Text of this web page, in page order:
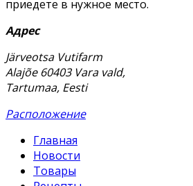
приедете в нужное место.
Адрес
Järveotsa Vutifarm
Alajõe 60403 Vara vald,
Tartumaa, Eesti
Расположение
Главная
Новости
Товары